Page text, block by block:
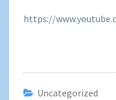
https://
Uncategorized